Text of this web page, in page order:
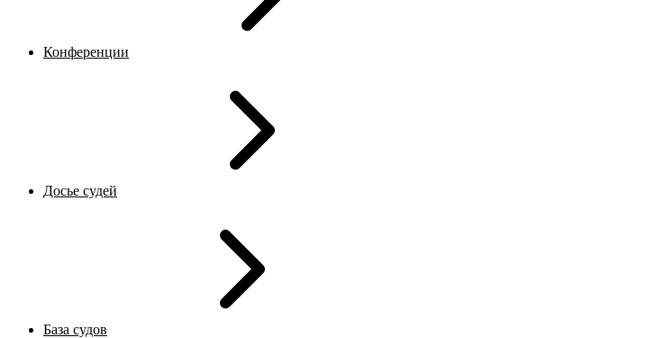
Конференции
Досье судей
База судов